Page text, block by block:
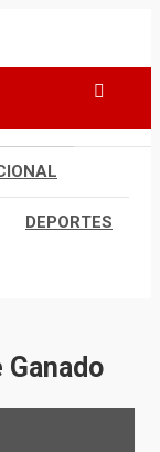
DEPORTES
Ganado